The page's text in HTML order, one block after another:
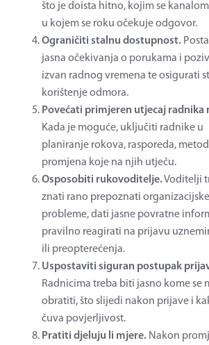
što je doista hitno, kojim se
u kojem se roku očekuje odgovor.
Ograničiti stalnu dostupnost.
jasna očekivanja o porukama i
izvan radnog vremena te osigurati
korištenje odmora.
Povećati primjeren utjecaj radnika
Kada je moguće, uključiti radnike u
planiranje rokova, rasporeda,
promjena koje na njih utječu.
Osposobiti rukovoditelje.Voditelji
znati rano prepoznati organizacijske
probleme, dati jasne povratne
pravilno reagirati na prijavu
ili preopterećenja.
Uspostaviti siguran postupak
Radnicima treba biti jasno kome se
obratiti, što slijedi nakon prijave i
čuva povjerljivost.
Pratiti djeluju li mjere. Nakon